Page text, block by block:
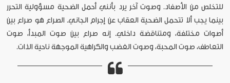
للتخلص من الأصفاد. وصوت آخر يرد بأنني أحمل الضحية مسؤولية التحرر
بينما يجب ألا تتحمل الضحية العقاب عن إجرام الجاني. الصراع هو صراع بين
أصوات مختلفة، ومتناقضة داخلي. إنه صراع بين صوت المبدأ، صوت
التعاطف، صوت المحبة، وصوت الغضب والكراهية الموجهة ناحية الذات.